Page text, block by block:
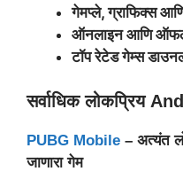
गेमप्ले, ग्राफिक्स
ऑनलाइन आणि
टॉप रेटेड गेम्स
सर्वाधिक लोकप्रिय
PUBG Mobile – अत्यंत
जाणारा गेम